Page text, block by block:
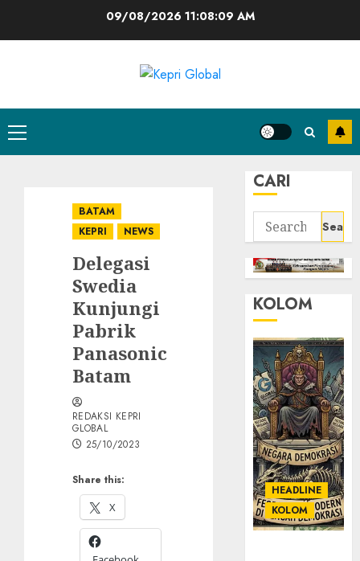
09/08/202611:08:10 AM
Primary
Menu
BATAM
KEPRI
NEWS
Delegasi
Swedia
Kunjungi
Pabrik
Panasonic
Batam
Share this:
X
REDAKSI KEPRI
GLOBAL
25/10/2023
CARI
Search
for:
KOLOM
HEADLINE
KOLOM